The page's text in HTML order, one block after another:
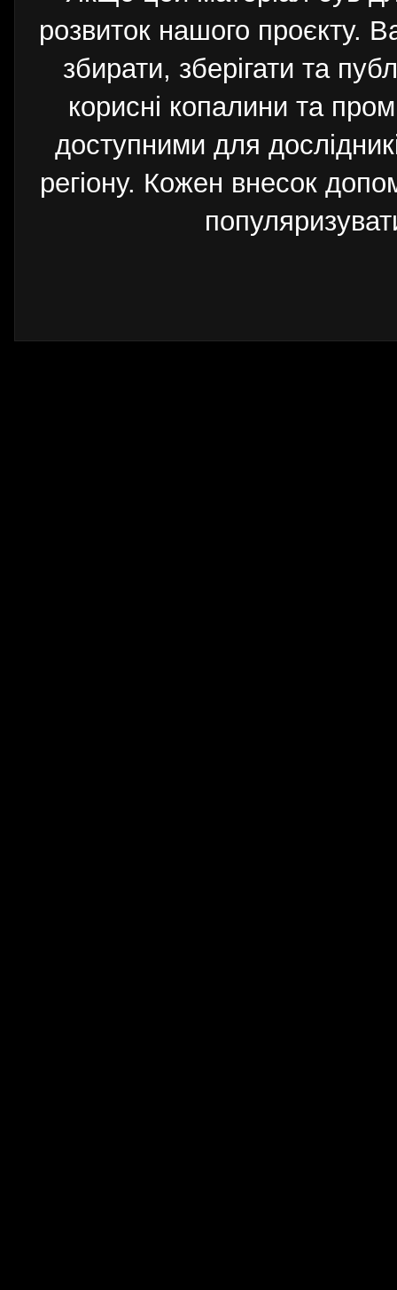
розвиток нашого проєкту.
збирати, зберігати та
корисні копалини та
доступними для
регіону. Кожен внесок